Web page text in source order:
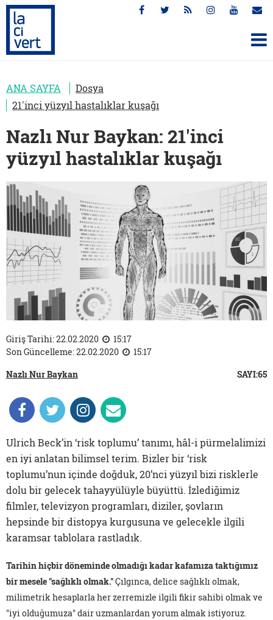
ANA SAYFA
Dosya
21'inci yüzyıl hastalıklar kuşağı
Nazlı Nur Baykan: 21'inci
yüzyıl hastalıklar kuşağı
Giriş Tarihi: 22.02.2020
15:17
Son Güncelleme: 22.02.2020
15:17
Nazlı Nur Baykan
SAYI:65
Ulrich Beck’in ‘risk toplumu’ tanımı, hâl-i pürmelalimizi
en iyi anlatan bilimsel terim. Bizler bir ‘risk
toplumu’nun içinde doğduk, 20’nci yüzyıl bizi risklerle
dolu bir gelecek tahayyülüyle büyüttü. İzlediğimiz
filmler, televizyon programları, diziler, şovların
hepsinde bir distopya kurgusuna ve gelecekle ilgili
karamsar tablolara rastladık.
Tarihin hiçbir döneminde olmadığı kadar kafamıza taktığımız
bir mesele "sağlıklı olmak."Çılgınca, delice sağlıklı olmak,
milimetrik hesaplarla her zerremizle ilgili fikir sahibi olmak ve
"iyi olduğumuza" dair uzmanlardan yorum almak istiyoruz.